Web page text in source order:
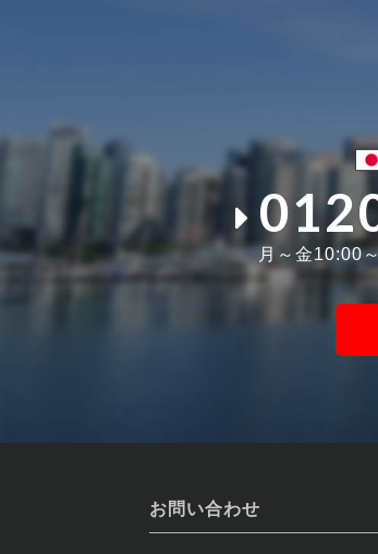
月～金10:00
お問い合わせ